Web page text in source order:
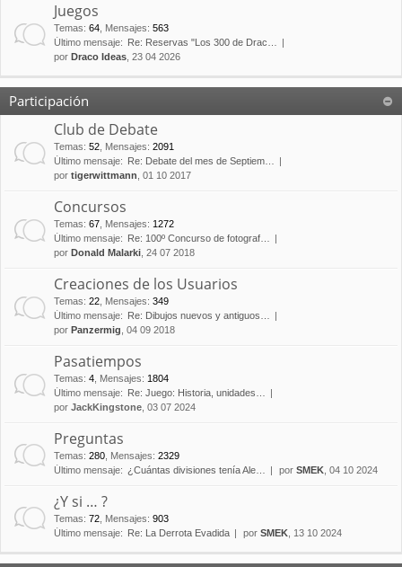
Juegos
Temas: 64 Mensajes: 563
Último mensaje:
Re: Reservas "Los 300 de Drac…
por Draco Ideas , 23 04 2026
Participación
Club de Debate
Temas: 52 Mensajes: 2091
Último mensaje:
Re: Debate del mes de Septiem…
por tigerwittmann , 01 10 2017
Concursos
Temas: 67 Mensajes: 1272
Último mensaje:
Re: 100º Concurso de fotograf…
por Donald Malarki , 24 07 2018
Creaciones de los Usuarios
Temas: 22 Mensajes: 349
Último mensaje:
Re: Dibujos nuevos y antiguos…
por Panzermig , 04 09 2018
Pasatiempos
Temas: 4 Mensajes: 1804
Último mensaje:
Re: Juego: Historia, unidades…
por JackKingstone , 03 07 2024
Preguntas
Temas: 280 Mensajes: 2329
Último mensaje: ¿Cuántas divisiones tenía Ale… por SMEK , 04 10 2024
¿Y si … ?
Temas: 72 Mensajes: 903
Último mensaje:
Re: La Derrota Evadida por SMEK , 13 10 2024